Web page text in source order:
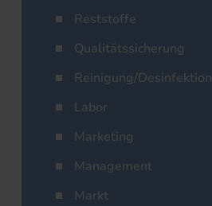
Reststoffe
Qualitätssicherung
Reinigung/Desinfektion
Labor
Marketing
Management
Markt